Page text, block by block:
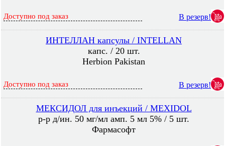
Доступно под заказ В резерв!
ИНТЕЛЛАН капсулы / INTELLAN
капс. / 20 шт.
Herbion Pakistan
Доступно под заказ В резерв!
МЕКСИДОЛ для инъекций / MEXIDOL
р-р д/ин. 50 мг/мл амп. 5 мл 5% / 5 шт.
Фармасофт